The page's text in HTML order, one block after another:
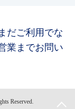
だご利用でな
業までお問い
Reserved.